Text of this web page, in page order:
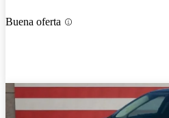
Buena oferta